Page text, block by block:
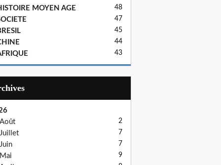
MOYEN AGE 48
47
45
44
43
Août
2
Juillet 7
Juin 7
Mai 9